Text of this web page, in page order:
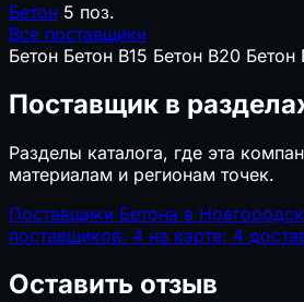
Бетон 5 поз.
Все поставщики
Бетон Бетон B15 Бетон B20 Бетон
Поставщик в
Разделы каталога, где эта
материалам и регионам точек.
Поставщики Бетона в
поставщиков: 4 на карте: 4
Оставить отзыв